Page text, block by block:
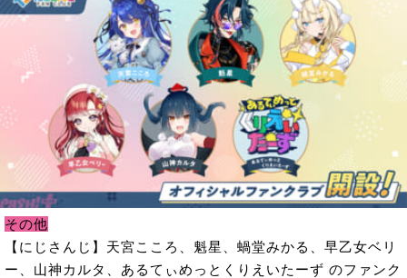
その他
【にじさんじ】天宮こころ、魁星、蝸堂みかる、早乙女ベリ
ー、山神カルタ、あるてぃめっとくりえいたーず のファンク